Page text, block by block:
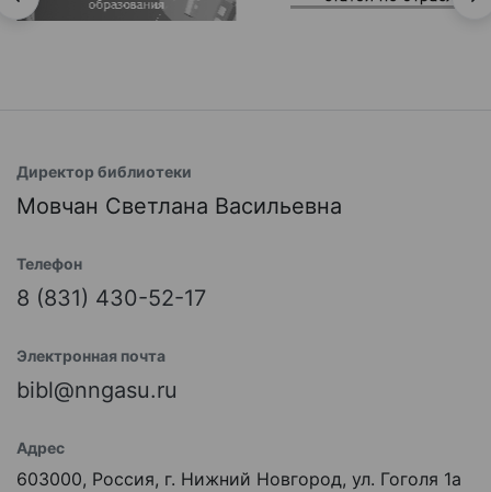
Директор библиотеки
Мовчан Светлана Васильевна
Телефон
8 (831) 430-52-17
Электронная почта
bibl@nngasu.ru
Адрес
603000, Россия, г. Нижний Новгород, ул. Гоголя 1а